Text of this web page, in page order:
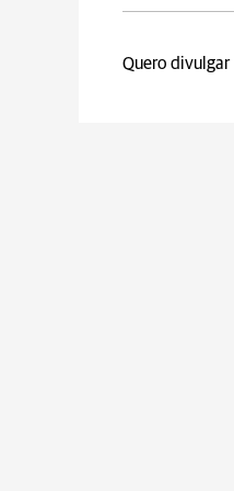
Quero divulgar